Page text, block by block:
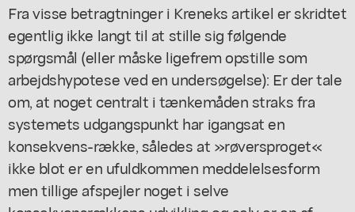
Fra visse betragtninger i Kreneks artikel er skridtet
egentlig ikke langt til at stille sig følgende
spørgsmål (eller måske ligefrem opstille som
arbejdshypotese ved en undersøgelse): Er der tale
om, at noget centralt i tænkemåden straks fra
systemets udgangspunkt har igangsat en
konsekvens-række, således at »røversproget«
ikke blot er en ufuldkommen meddelelsesform
men tillige afspejler noget i selve